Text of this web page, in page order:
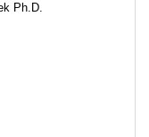
Ph.D.